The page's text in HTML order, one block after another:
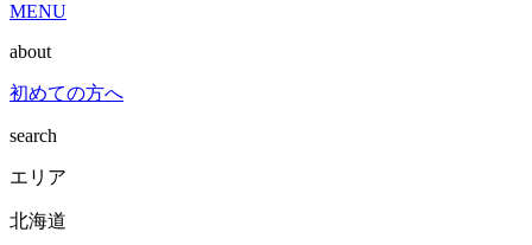
MENU
about
初めての方へ
search
エリア
北海道